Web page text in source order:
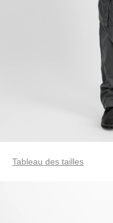
Tableau des tailles